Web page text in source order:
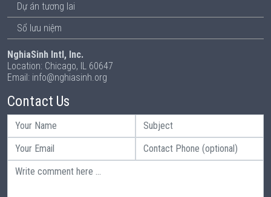
Dự án tương lai
Sổ lưu niệm
NghiaSinh Intl, Inc.
Location: Chicago, IL 60647
Email: info@nghiasinh.org
Contact Us